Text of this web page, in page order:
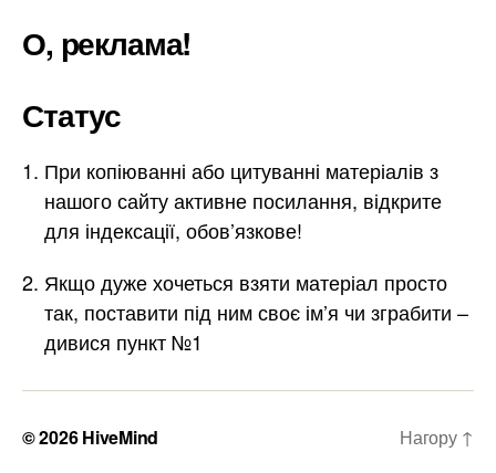
О, реклама!
Статус
При копіюванні або цитуванні матеріалів з
нашого сайту активне посилання, відкрите
для індексації, обов’язкове!
Якщо дуже хочеться взяти матеріал просто
так, поставити під ним своє ім’я чи зграбити –
дивися пункт №1
© 2026HiveMind Нагору ↑